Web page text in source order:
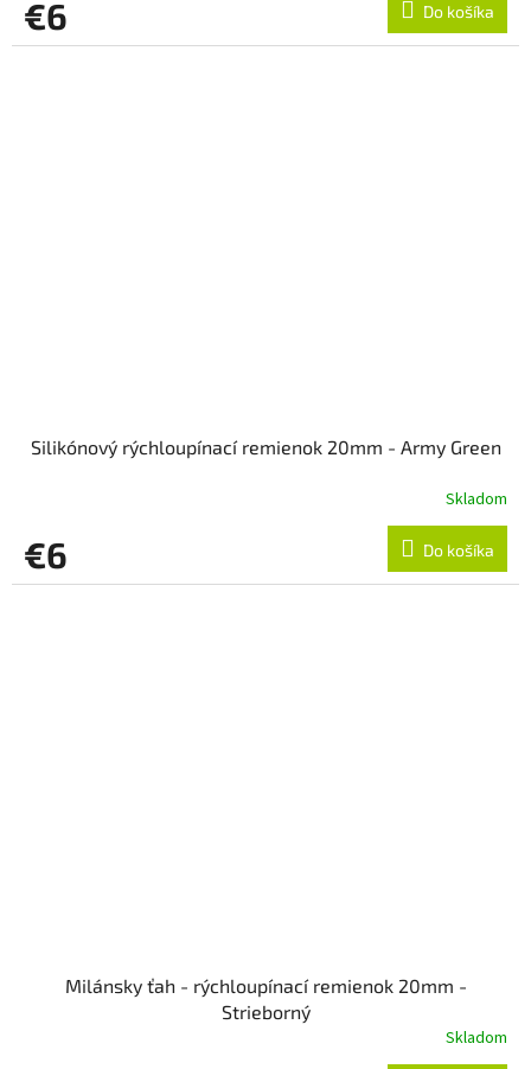
€6 Do košíka
Silikónový rýchloupínací remienok 20mm - Army Green
Skladom
€6 Do košíka
Milánsky ťah - rýchloupínací remienok 20mm -
Strieborný
Skladom